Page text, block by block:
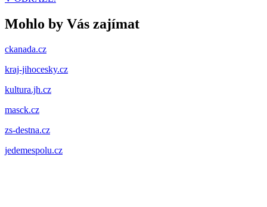
Mohlo by Vás zajímat
ckanada.cz
kraj-jihocesky.cz
kultura.jh.cz
masck.cz
zs-destna.cz
jedemespolu.cz